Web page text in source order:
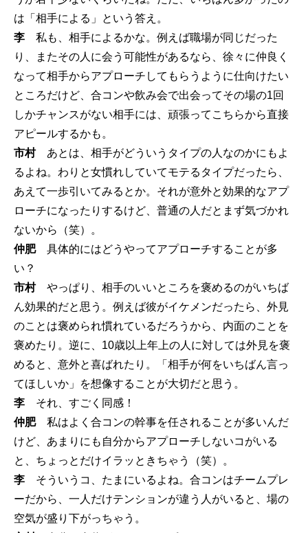
は「相手による」という答え。
李 私も、相手によるかな。例えば職場が同じだった
り、またその人に会う可能性があるなら、徐々に仲良く
なって相手からアプローチしてもらうように仕向けたい
ところだけど、合コンや飲み会で出会ってその場の1回
しかチャンスがない相手には、頑張ってこちらから直接
アピールするかも。
市村あとは、相手がどういうタイプの人なのかにもよ
るよね。わりと女慣れしていてモテるタイプだったら、
あえて一歩引いてみるとか。それが意外と効果的なアプ
ローチになったりするけど、普通の人だとまず気づかれ
ないから（笑）。
仲肥具体的にはどうやってアプローチすることが多
い？
市村やっぱり、相手のいいところを褒めるのがいちば
ん効果的だと思う。例えば彼がイケメンだったら、外見
のことは褒められ慣れているだろうから、内面のことを
褒めたり。逆に、10歳以上年上の人に対しては外見を褒
めると、意外と喜ばれたり。「相手が何をいちばん言っ
てほしいか」を想像することが大切だと思う。
李 それ、すごく同感！
仲肥私はよく合コンの幹事を任されることが多いんだ
けど、あまりにも自分からアプローチしないコがいる
と、ちょっとだけイラッときちゃう（笑）。
李 そういうコ、たまにいるよね。合コンはチームプレ
ーだから、一人だけテンションが違う人がいると、場の
空気が盛り下がっちゃう。